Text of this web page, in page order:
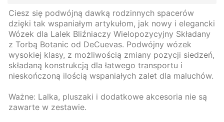
Ciesz się podwójną dawką rodzinnych spacerów
dzięki tak wspaniałym artykułom, jak nowy i elegancki
Wózek dla Lalek Bliźniaczy Wielopozycyjny Składany
z Torbą Botanic od DeCuevas. Podwójny wózek
wysokiej klasy, z możliwością zmiany pozycji siedzeń,
składaną konstrukcją dla łatwego transportu i
nieskończoną ilością wspaniałych zalet dla maluchów.
Ważne: Lalka, pluszaki i dodatkowe akcesoria nie są
zawarte w zestawie.